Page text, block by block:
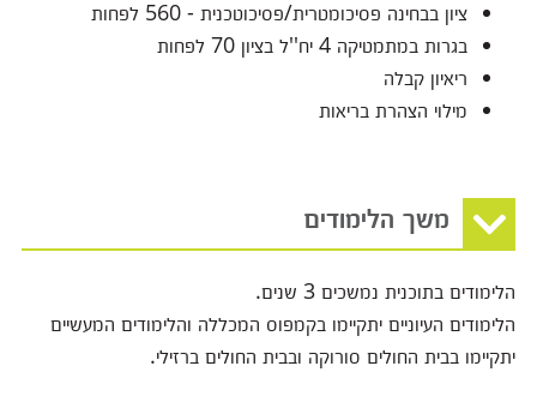
ציון בבחינה פסיכומטרית/פסיכוטכנית - 560 לפחות
בגרות במתמטיקה 4 יח''ל בציון 70 לפחות
ריאיון קבלה
מילוי הצהרת בריאות
משך הלימודים
הלימודים בתוכנית נמשכים 3 שנים.
הלימודים העיוניים יתקיימו בקמפוס המכללה והלימודים המעשיים
יתקיימו בבית החולים סורוקה ובבית החולים ברזילי.